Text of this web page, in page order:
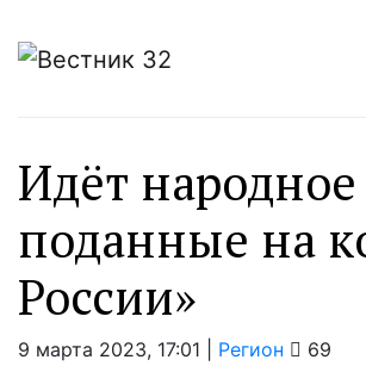
Идёт народное
поданные на
России»
9 марта 2023, 17:01 | Регион 69